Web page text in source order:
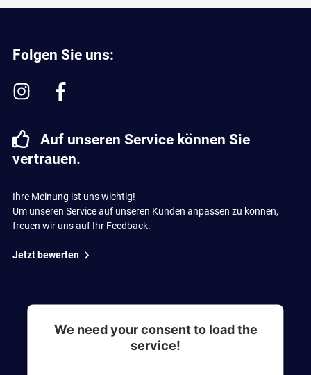
Folgen Sie uns:
Auf unseren Service können Sie
vertrauen.
Ihre Meinung ist uns wichtig!
Um unseren Service auf unseren Kunden anpassen zu können,
freuen wir uns auf Ihr Feedback.
Jetzt bewerten
We need your consent to load the
service!